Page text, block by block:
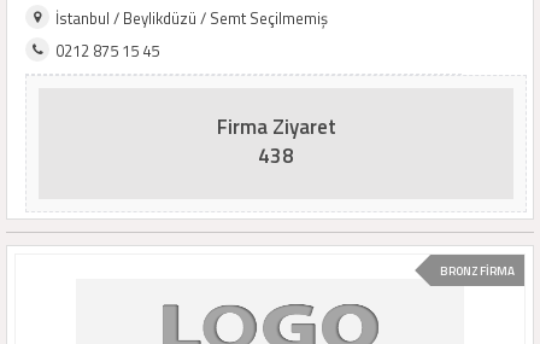
İstanbul / Beylikdüzü / Semt Seçilmemiş
0212 875 15 45
Firma Ziyaret
438
BRONZ FİRMA